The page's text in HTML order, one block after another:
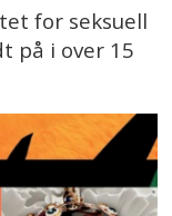
for seksuell
på i over 15